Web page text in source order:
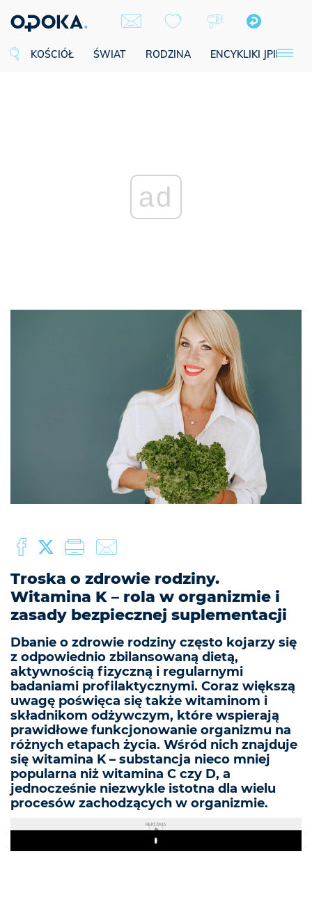
KOŚCIÓŁ ŚWIAT RODZINA ENCYKLIKI JPII
ad
Troska o zdrowie rodziny.
Witamina K – rola w organizmie i
zasady bezpiecznej suplementacji
Dbanie o zdrowie rodziny często kojarzy się
z odpowiednio zbilansowaną dietą,
aktywnością fizyczną i regularnymi
badaniami profilaktycznymi. Coraz większą
uwagę poświęca się także witaminom i
składnikom odżywczym, które wspierają
prawidłowe funkcjonowanie organizmu na
różnych etapach życia. Wśród nich znajduje
się witamina K – substancja nieco mniej
popularna niż witamina C czy D, a
jednocześnie niezwykle istotna dla wielu
procesów zachodzących w organizmie.
REKLAMA
Play